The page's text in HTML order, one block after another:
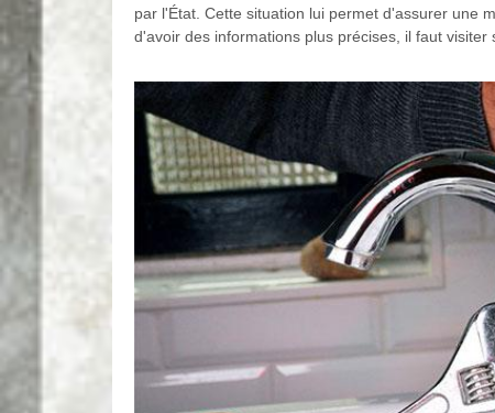
par l'État. Cette situation lui permet d'assurer une
d'avoir des informations plus précises, il faut visiter